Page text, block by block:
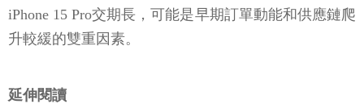
iPhone 15 Pro交期長，可能是早期訂單動能和供應鏈爬
升較緩的雙重因素。
延伸閱讀